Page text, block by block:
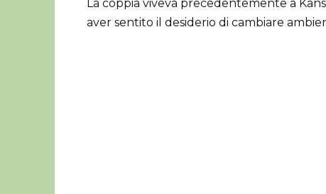
La coppia viveva precedentemente a
aver sentito il desiderio di cambiare